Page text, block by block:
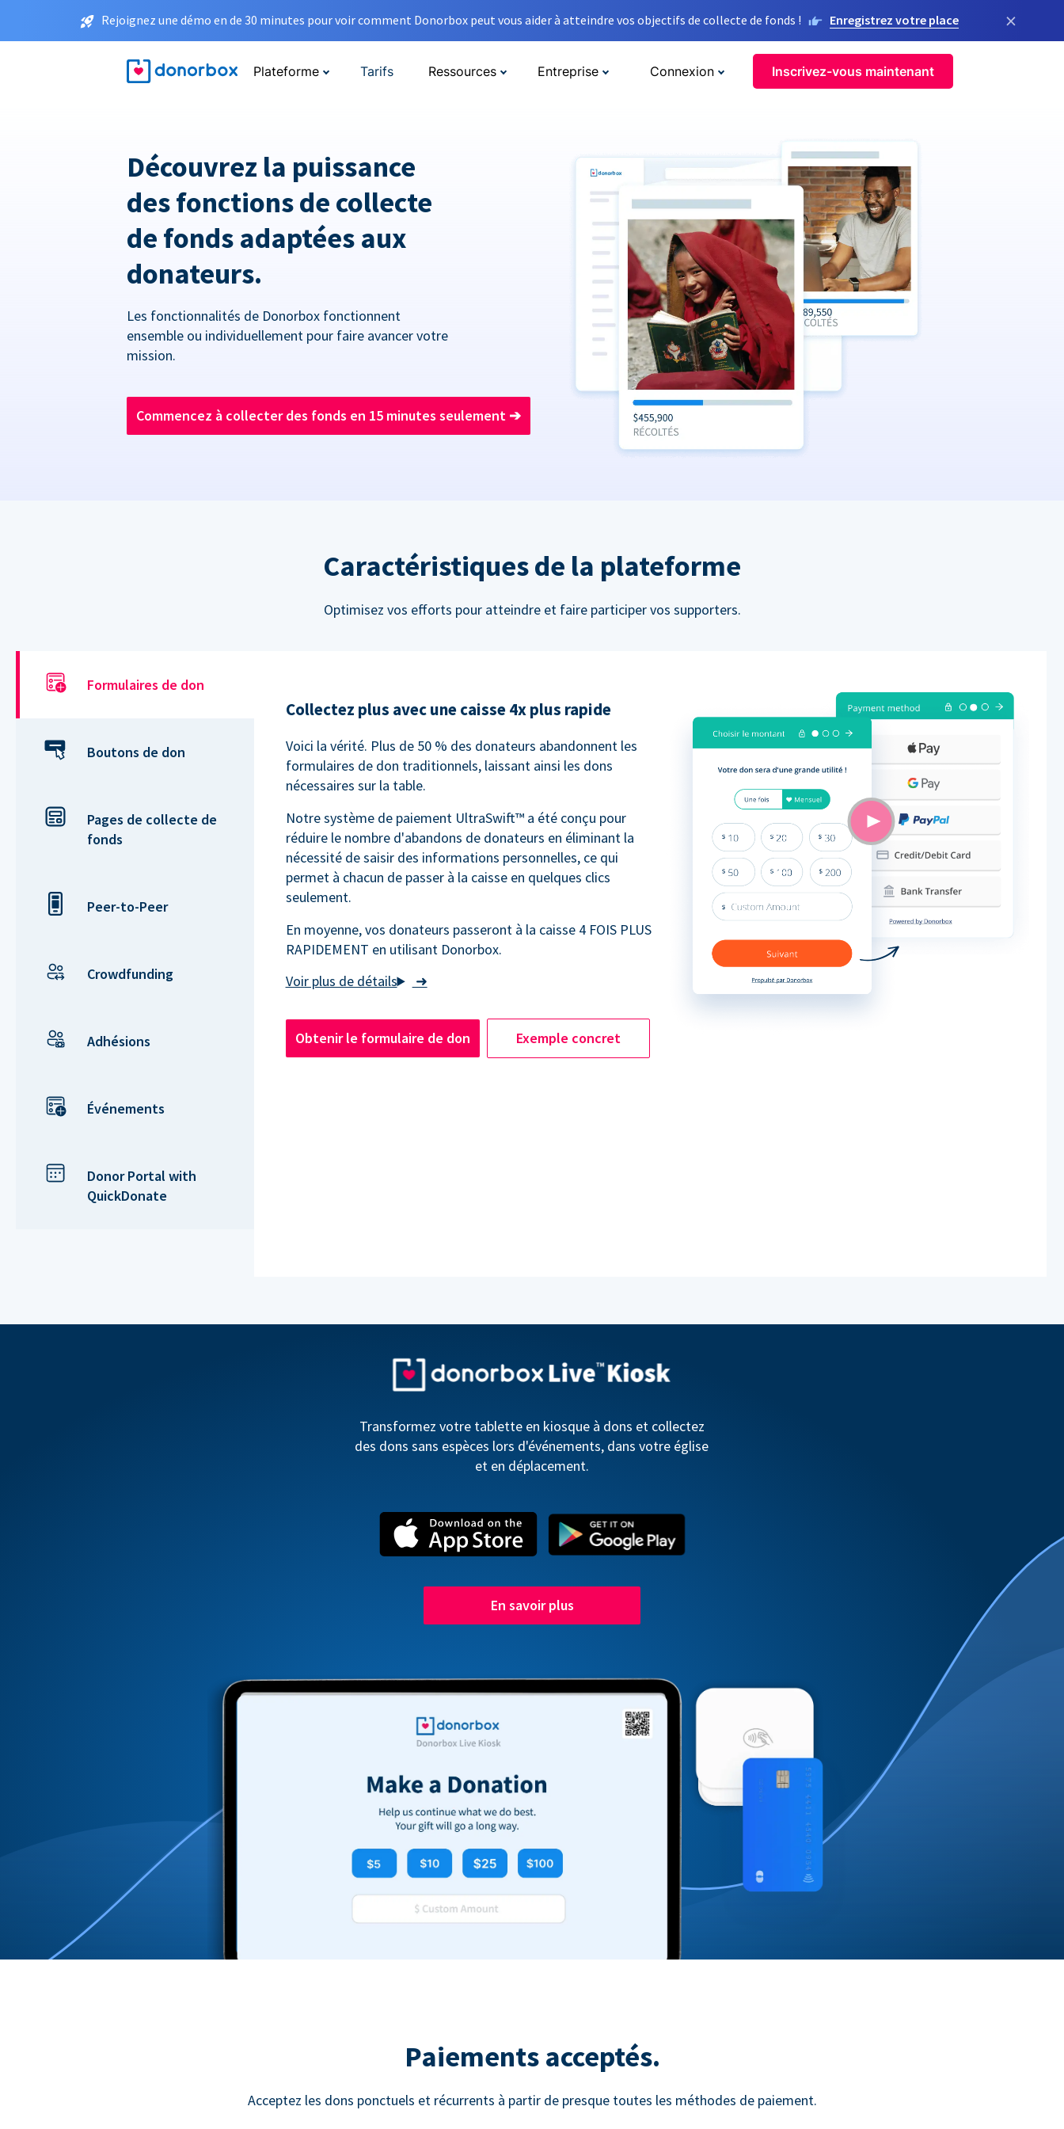
Rejoignez une démo en de 30 minutes pour voir comment Donorbox peut vous aider à atteindre vos objectifs de collecte de fonds ! Enregistrez votre place ×
Plateforme Tarifs Ressources Entreprise Connexion Inscrivez-vous maintenant
Découvrez la puissance
des fonctions de collecte
de fonds adaptées aux
donateurs.
Les fonctionnalités de Donorbox fonctionnent
ensemble ou individuellement pour faire avancer votre
mission.
Commencez à collecter des fonds en 15 minutes seulement ➔
Caractéristiques de la plateforme
Optimisez vos efforts pour atteindre et faire participer vos supporters.
Formulaires de don
Boutons de don
Pages de collecte de
fonds
Peer-to-Peer
Crowdfunding
Adhésions
Événements
Donor Portal with
QuickDonate
Collectez plus avec une caisse 4x plus rapide
➜
Voici la vérité. Plus de 50 % des donateurs abandonnent les
formulaires de don traditionnels, laissant ainsi les dons
nécessaires sur la table.
Notre système de paiement UltraSwift™ a été conçu pour
réduire le nombre d'abandons de donateurs en éliminant la
nécessité de saisir des informations personnelles, ce qui
permet à chacun de passer à la caisse en quelques clics
seulement.
En moyenne, vos donateurs passeront à la caisse 4 FOIS PLUS
RAPIDEMENT en utilisant Donorbox.
Obtenir le formulaire de don Exemple concret
Transformez votre tablette en kiosque à dons et collectez
des dons sans espèces lors d'événements, dans votre église
et en déplacement.
En savoir plus
Paiements acceptés.
Acceptez les dons ponctuels et récurrents à partir de presque toutes les méthodes de paiement.